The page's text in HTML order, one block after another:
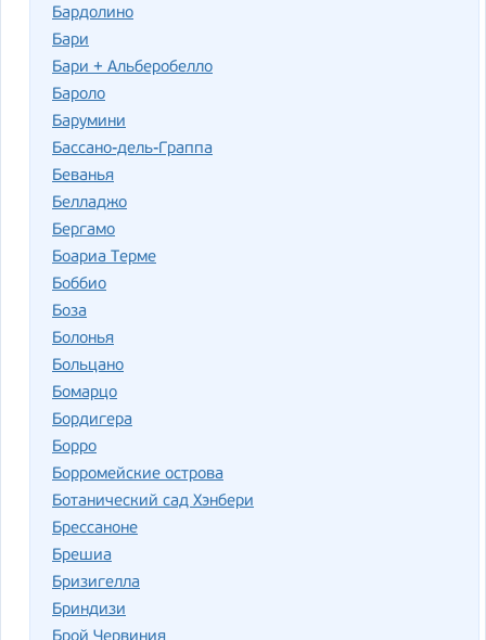
Бардолино
Бари
Бари + Альберобелло
Бароло
Барумини
Бассано-дель-Граппа
Беванья
Белладжо
Бергамо
Боариа Терме
Боббио
Боза
Болонья
Больцано
Бомарцо
Бордигера
Борро
Борромейские острова
Ботанический сад Хэнбери
Брессаноне
Брешиа
Бризигелла
Бриндизи